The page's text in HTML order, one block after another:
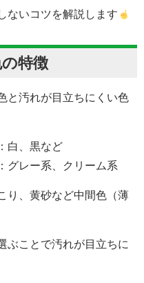
ないコツを解説します
特徴
と汚れが目立ちにくい色
白、黒など
グレー系、クリーム系
り、黄砂など中間色（薄
ぶことで汚れが目立ちに